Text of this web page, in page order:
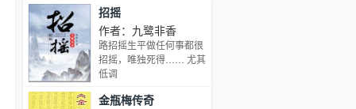
方势力，与禁军侍卫出身
的李谦相识相爱， 二人历
经磨难跨越身份差异的阻
碍，最终收获幸福的励志
故事。
命如妖欲封天”的世界！
招摇
作者：九鹭非香
路招摇生平做任何事都很
招摇，唯独死得…… 尤其
低调
金瓶梅传奇